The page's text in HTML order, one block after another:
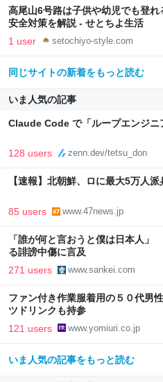
高尾山6号路は子供や幼児でも登れ
安全対策を解説 - せとちよ生活
1 user setochiyo-style.com
同じサイトの新着をもっと読む
いま人気の記事
Claude Code で「ループエンジニ
128 users zenn.dev/tetsu_don
【速報】北朝鮮、ロに最大5万人派
85 users www.47news.jp
「誰が何と言おうと僕は日本人
る誹謗中傷に言及
271 users www.sankei.com
ファン付き作業服着用の５０代男
ツドリンクも持参
121 users www.yomiuri.co.jp
いま人気の記事をもっと読む